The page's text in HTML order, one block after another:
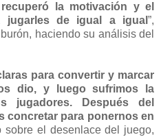
la motivación y el
jugarles de igual a igual ”,
haciendo su análisis del
para convertir y marcar
dio, y luego sufrimos la
jugadores. Después del
concretar para ponernos en
sobre el desenlace del juego,